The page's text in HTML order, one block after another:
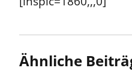
Ähnliche